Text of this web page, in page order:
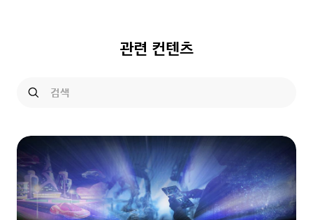
관련 컨텐츠